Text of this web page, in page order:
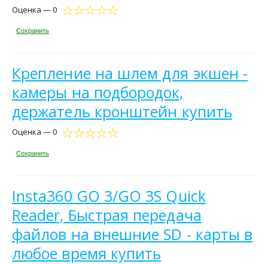
Оценка — 0
Сохранить
Крепление на шлем для экшен -
камеры на подбородок,
держатель кронштейн купить
Оценка — 0
Сохранить
Insta360 GO 3/GO 3S Quick
Reader, Быстрая передача
файлов на внешние SD - карты в
любое время купить